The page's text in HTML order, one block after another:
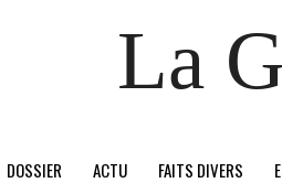
La
DOSSIER ACTU FAITS DIVERS